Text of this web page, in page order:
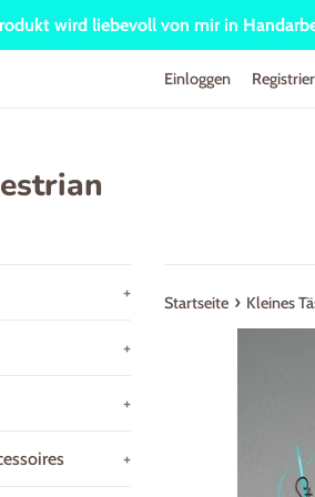
wird liebevoll von mir in
Einloggen
+
+
+
+
Startseite › Kleines